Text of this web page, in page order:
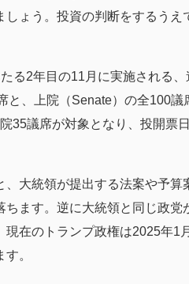
ょう。投資の判断をするうえ
2年目の11月に実施される、
、上院（Senate）の全100議
35議席が対象となり、投開票
大統領が提出する法案や予算
ます。逆に大統領と同じ政党
在のトランプ政権は2025年1
。